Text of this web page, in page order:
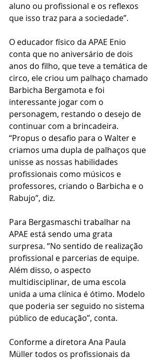
aluno ou profissional e os reflexos
que isso traz para a sociedade”.
O educador físico da APAE Enio
conta que no aniversário de dois
anos do filho, que teve a temática de
circo, ele criou um palhaço chamado
Barbicha Bergamota e foi
interessante jogar com o
personagem, restando o desejo de
continuar com a brincadeira.
“Propus o desafio para o Walter e
criamos uma dupla de palhaços que
unisse as nossas habilidades
profissionais como músicos e
professores, criando o Barbicha e o
Rabujo”, diz.
Para Bergasmaschi trabalhar na
APAE está sendo uma grata
surpresa. “No sentido de realização
profissional e parcerias de equipe.
Além disso, o aspecto
multidisciplinar, de uma escola
unida a uma clínica é ótimo. Modelo
que poderia ser seguido no sistema
público de educação”, conta.
Conforme a diretora Ana Paula
Müller todos os profissionais da